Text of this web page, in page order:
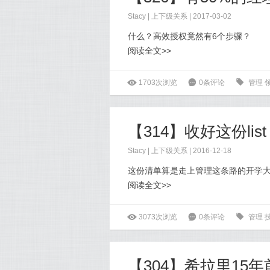
Stacy 上下级关系 | 2017-03-02
什么？高效授权竟然有6个步骤？
阅读全文>>
ė 1703次浏览 6 0条评论 0 管理
【314】收好这份
Stacy 上下级关系 | 2016-12-18
这份清单算是走上管理这条路的开学
阅读全文>>
ė 3073次浏览 6 0条评论 0 管理